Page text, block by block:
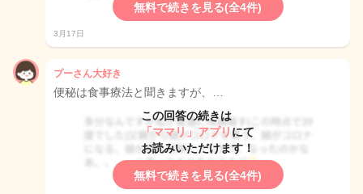
無料で続きを見る(全4件)
3月17日
プーさん大好き
便秘は食事療法と聞きますが、…
この回答の続きは
「ママリ」アプリ にて
お読みいただけます！
無料で続きを見る(全4件)